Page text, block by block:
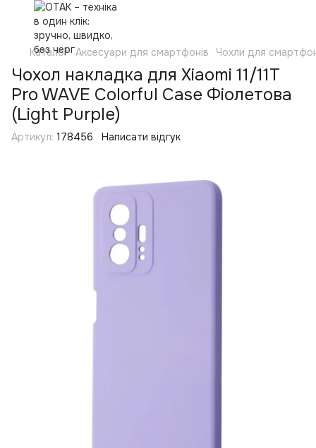
Каталог Аксесуари для смартфонів Чохли для
Чохол накладка для Xiaomi 11/11T
Pro WAVE Colorful Case Фіолетова
(Light Purple)
Артикул: 178456 Написати відгук